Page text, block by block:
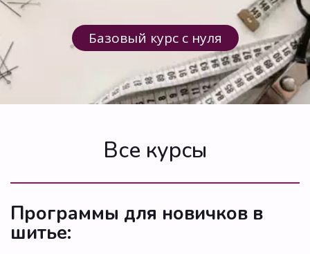
Базовый курс с нуля
Все курсы
Программы для новичков в
шитье: